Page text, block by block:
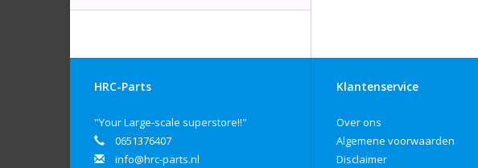
HRC-Parts
"Your Large-scale superstore!!"
0651376407
info@hrc-parts.nl
Klantenservice
Over ons
Algemene voorwaarden
Disclaimer